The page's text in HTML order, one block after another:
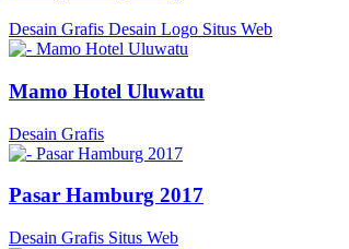
Desain Grafis Desain Logo Situs Web
Mamo Hotel Uluwatu
Desain Grafis
Pasar Hamburg 2017
Desain Grafis Situs Web